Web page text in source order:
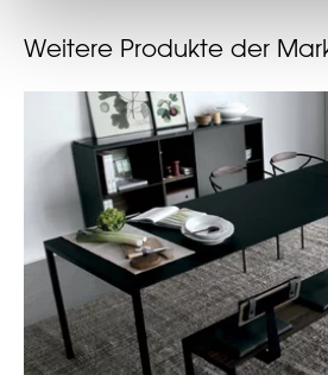
Weitere Produkte der